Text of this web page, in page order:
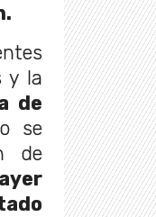
y la
de
se
de